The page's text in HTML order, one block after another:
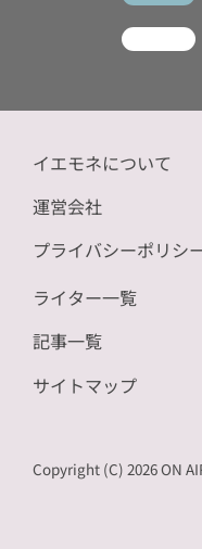
イエモネについて
運営会社
プライバシーポリシ
ライター一覧
記事一覧
サイトマップ
Copyright (C) 2026 ON